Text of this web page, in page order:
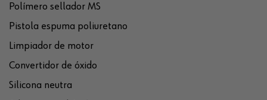
Polímero sellador MS
Pistola espuma poliuretano
Limpiador de motor
Convertidor de óxido
Silicona neutra